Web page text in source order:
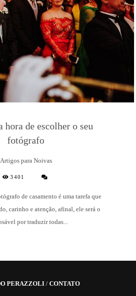
hora de escolher o seu
fotógrafo
Artigos para Noivas
3401
de casamento é uma tarefa que
carinho e atenção, afinal, ele será o
por traduzir todas...
PERAZZOLI/ CONTATO